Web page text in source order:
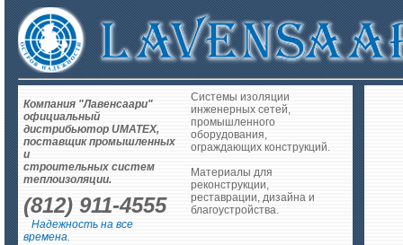
Компания "Лавенсаари"
официальный
дистрибьютор UMATEX,
поставщик промышленных
и
строительных систем
теплоизоляции.
(812) 911-4555
Надежность на все
времена.
Системы изоляции
инженерных сетей,
промышленного
оборудования,
ограждающих конструкций.
Материалы для
реконструкции,
реставрации, дизайна и
благоустройства.